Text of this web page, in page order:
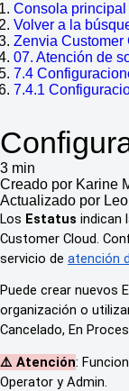
Consola principal
Volver a la
Zenvia Customer
07. Atención de
7.4
7.4.1
3 min
Creado por Karine
Actualizado por
Los Estatus indican
Customer Cloud.
servicio de atención
Puede crear nuevos
organización o
Cancelado, En
⚠️ Atención:
Operator y Admin.